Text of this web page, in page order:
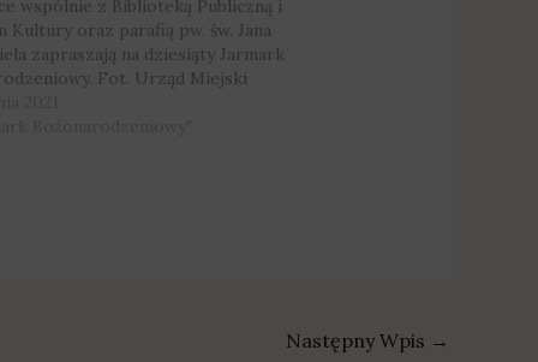
wspólnie z Biblioteką Publiczną i
Kultury oraz parafią pw. św. Jana
zapraszają na dziesiąty Jarmark
Fot. Urząd Miejski
Następny Wpis →